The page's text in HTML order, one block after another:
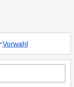
·Vorwahl